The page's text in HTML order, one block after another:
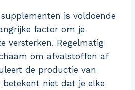
is voldoende
factor om je
versterken. Regelmatig
om afvalstoffen af
de productie van
niet dat je elke